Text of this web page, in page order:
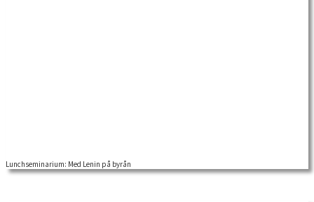
Lunchseminarium: Med Lenin på byrån